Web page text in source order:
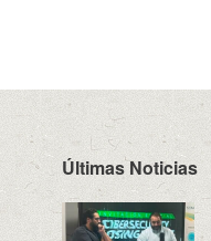
Últimas Noticias